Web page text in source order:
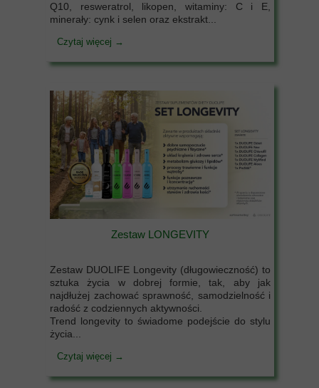
Q10, resweratrol, likopen, witaminy: C i E,
minerały: cynk i selen oraz ekstrakt...
Czytaj więcej →
Zestaw LONGEVITY
Zestaw DUOLIFE Longevity (długowieczność) to
sztuka życia w dobrej formie, tak, aby jak
najdłużej zachować sprawność, samodzielność i
radość z codziennych aktywności.
Trend longevity to świadome podejście do stylu
życia...
Czytaj więcej →